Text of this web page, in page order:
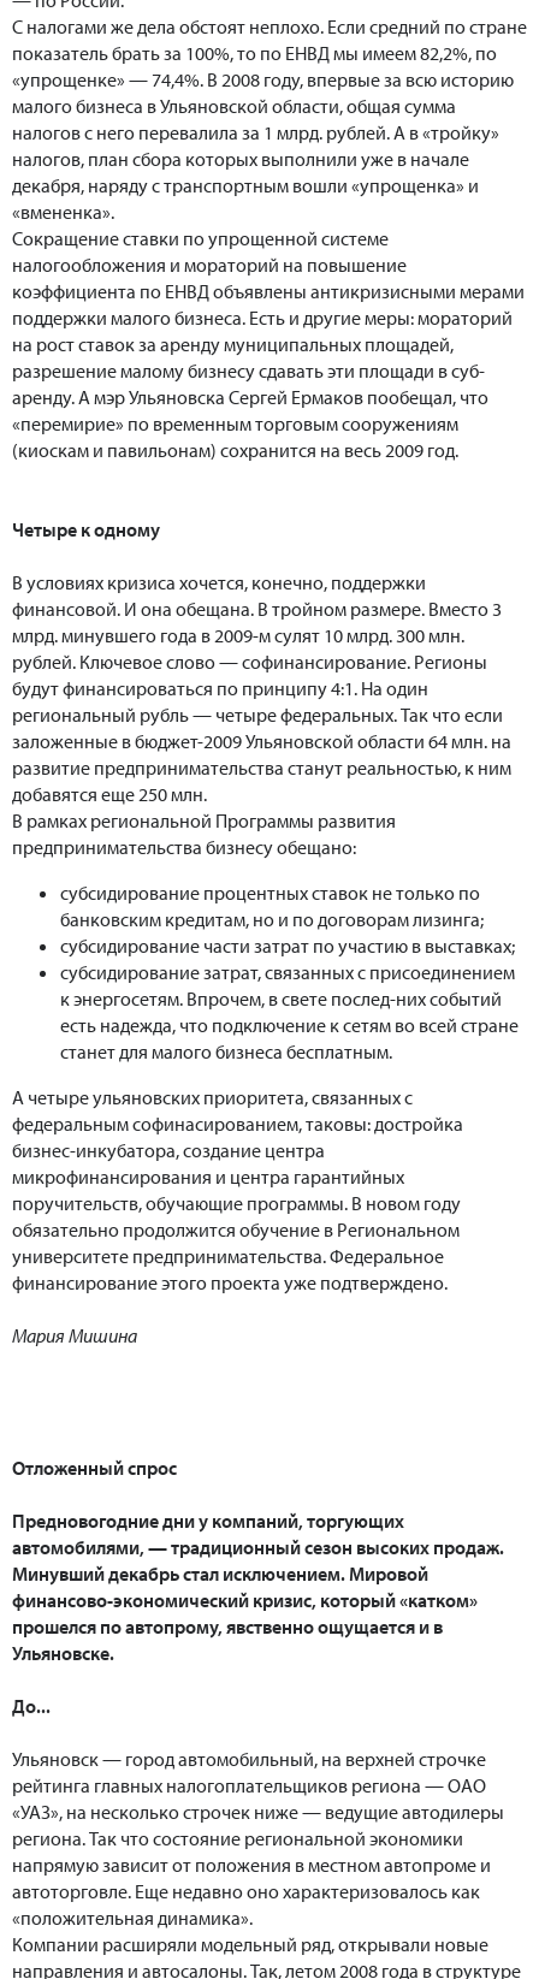
С налогами же дела обстоят неплохо. Если средний по стране
показатель брать за 100%, то по ЕНВД мы имеем 82,2%, по
«упрощенке» — 74,4%. В 2008 году, впервые за всю историю
малого бизнеса в Ульяновской области, общая сумма
налогов с него перевалила за 1 млрд. рублей. А в «тройку»
налогов, план сбора которых выполнили уже в начале
декабря, наряду с транспортным вошли «упрощенка» и
«вмененка».
Сокращение ставки по упрощенной системе
налогообложения и мораторий на повышение
коэффициента по ЕНВД объявлены антикризисными мерами
поддержки малого бизнеса. Есть и другие меры: мораторий
на рост ставок за аренду муниципальных площадей,
разрешение малому бизнесу сдавать эти площади в суб-
аренду. А мэр Ульяновска Сергей Ермаков пообещал, что
«перемирие» по временным торговым сооружениям
(киоскам и павильонам) сохранится на весь 2009 год.
Четыре к одному
В условиях кризиса хочется, конечно, поддержки
финансовой. И она обещана. В тройном размере. Вместо 3
млрд. минувшего года в 2009-м сулят 10 млрд. 300 млн.
рублей. Ключевое слово — софинансирование. Регионы
будут финансироваться по принципу 4:1. На один
региональный рубль — четыре федеральных. Так что если
заложенные в бюджет-2009 Ульяновской области 64 млн. на
развитие предпринимательства станут реальностью, к ним
добавятся еще 250 млн.
В рамках региональной Программы развития
предпринимательства бизнесу обещано:
субсидирование процентных ставок не только по
банковским кредитам, но и по договорам лизинга;
субсидирование части затрат по участию в выставках;
субсидирование затрат, связанных с присоединением
к энергосетям. Впрочем, в свете послед-них событий
есть надежда, что подключение к сетям во всей стране
станет для малого бизнеса бесплатным.
А четыре ульяновских приоритета, связанных с
федеральным софинасированием, таковы: достройка
бизнес-инкубатора, создание центра
микрофинансирования и центра гарантийных
поручительств, обучающие программы. В новом году
обязательно продолжится обучение в Региональном
университете предпринимательства. Федеральное
финансирование этого проекта уже подтверждено.
Мария Мишина
Отложенный спрос
Предновогодние дни у компаний, торгующих
автомобилями, — традиционный сезон высоких продаж.
Минувший декабрь стал исключением. Мировой
финансово-экономический кризис, который «катком»
прошелся по автопрому, явственно ощущается и в
Ульяновске.
До...
Ульяновск — город автомобильный, на верхней строчке
рейтинга главных налогоплательщиков региона — ОАО
«УАЗ», на несколько строчек ниже — ведущие автодилеры
региона. Так что состояние региональной экономики
напрямую зависит от положения в местном автопроме и
автоторговле. Еще недавно оно характеризовалось как
«положительная динамика».
Компании расширяли модельный ряд, открывали новые
направления и автосалоны. Так, летом 2008 года в структуре